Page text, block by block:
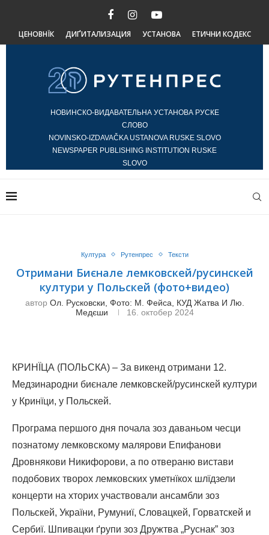
ЦЕНОВНЇК ДИҐИТАЛИЗАЦИЯ УСТАНОВА ЕТИЧНИ КОДЕКС
НОВИНСКО-ВИДАВАТЕЛЬНА УСТАНОВА РУСКЕ
СЛОВО
NOVINSKO-IZDAVAČKA USTANOVA RUSKE SLOVO
NEWSPAPER PUBLISHING INSTITUTION RUSKE
SLOVO
Култура Рутенпрес Тексти
Отримани Биєнале лемковскей/русинскей
култури у Польскей (фото+видео)
автор Ол. Русковски, Фото: М. Фейса, КУД Жатва И Лю.
Медєши
16. октобер 2024
КРИНЇЦА (ПОЛЬСКА) – За викенд отримани 12.
Медзинародни биєнале лемковскей/русинскей култури
у Кринїци, у Польскей.
Програма першого дня почала зоз даваньом чесци
познатому лемковскому малярови Епифанови
Дровнякови Никифорови, а по отвераню вистави
подобових творох лемковских уметнїкох шлїдзели
концерти на хторих участвовали ансамбли зоз
Польскей, України, Румуниї, Словацкей, Горватскей и
Сербиї. Шпивацки ґрупи зоз Дружтва „Руснак” зоз